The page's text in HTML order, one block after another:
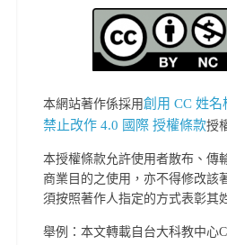
本網站著作係採用創用 CC 姓
禁止改作 4.0 國際 授權條款授
本授權條款允許使用者散布、傳
商業目的之使用，亦不得修改該
須按照著作人指定的方式表彰其
舉例：本文轉載自台大科教中心